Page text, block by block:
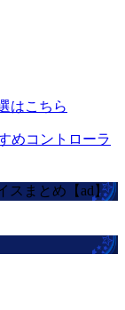
はこちら
めコントローラ
スまとめ【ad】